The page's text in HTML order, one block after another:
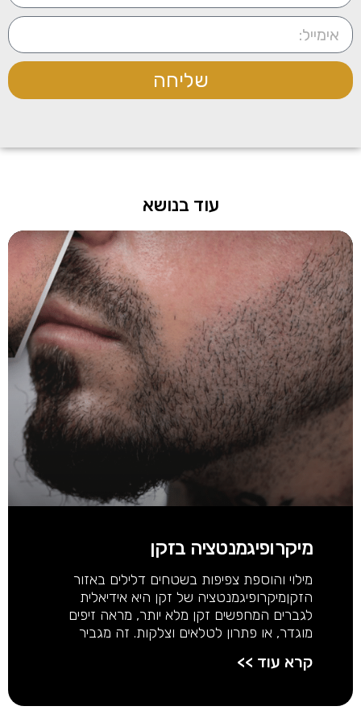
שליחה
עוד בנושא
מיקרופיגמנטציה בזקן
מילוי והוספת צפיפות בשטחים דלילים באזור
הזקןמיקרופיגמנטציה של זקן היא אידיאלית
לגברים המחפשים זקן מלא יותר, מראה זיפים
מוגדר, או פתרון לטלאים וצלקות. זה מגביר
קרא עוד >>